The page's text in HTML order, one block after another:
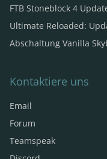
FTB Stoneblock 4
Ultimate Reloaded:
Abschaltung Vanilla
Kontaktiere uns
Email
Forum
Teamspeak